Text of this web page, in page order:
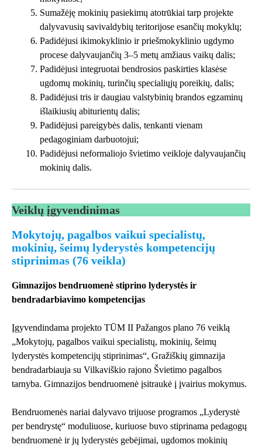
Sumažėję mokinių pasiekimų atotrūkiai tarp projekte
dalyvavusių savivaldybių teritorijose esančių mokyklų;
Padidėjusi ikimokyklinio ir priešmokyklinio ugdymo
procese dalyvaujančių 3–5 metų amžiaus vaikų dalis;
Padidėjusi integruotai bendrosios paskirties klasėse
ugdomų mokinių, turinčių specialiųjų poreikių, dalis;
Padidėjusi tris ir daugiau valstybinių brandos egzaminų
išlaikiusių abiturientų dalis;
Padidėjusi pareigybės dalis, tenkanti vienam
pedagoginiam darbuotojui;
Padidėjusi neformaliojo švietimo veikloje dalyvaujančių
mokinių dalis.
Veiklų įgyvendinimas
Mokytojų, pagalbos vaikui specialistų,
mokinių, šeimų lyderystės kompetencijų
stiprinimas (76 veikla)
Gimnazijos bendruomenė stiprino lyderystės ir
bendradarbiavimo kompetencijas
Įgyvendindama projekto TŪM II Pažangos plano 76 veiklą
„Mokytojų, pagalbos vaikui specialistų, mokinių, šeimų
lyderystės kompetencijų stiprinimas“, Gražiškių gimnazija
bendradarbiauja su Vilkaviškio rajono Švietimo pagalbos
tarnyba. Gimnazijos bendruomenė įsitraukė į įvairius mokymus.
Bendruomenės nariai dalyvavo trijuose programos „Lyderystė
per bendrystę“ moduliuose, kuriuose buvo stiprinama pedagogų
bendruomenė ir jų lyderystės gebėjimai, ugdomos mokinių